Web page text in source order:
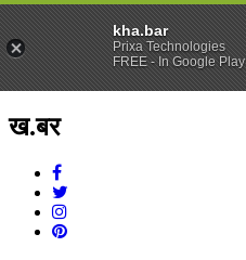
ख.बर
kha.bar
Prixa Technologies
FREE - In Google Play